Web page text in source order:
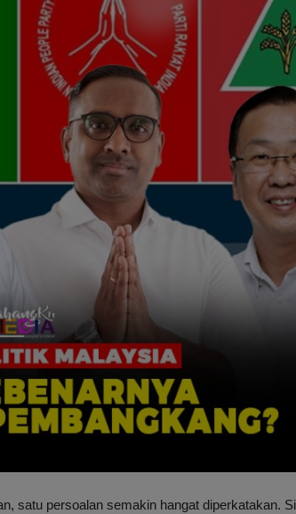
satu persoalan semakin hangat diperkatakan.